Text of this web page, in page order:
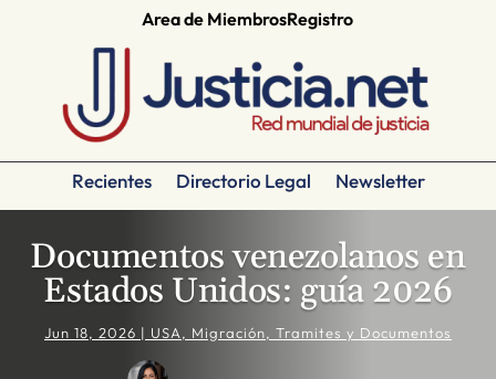
Area de MiembrosRegistro
Recientes Directorio Legal Newsletter
Documentos venezolanos en
Estados Unidos: guía 2026
Jun 18, 2026 | USA, Migración, Tramites y Documentos